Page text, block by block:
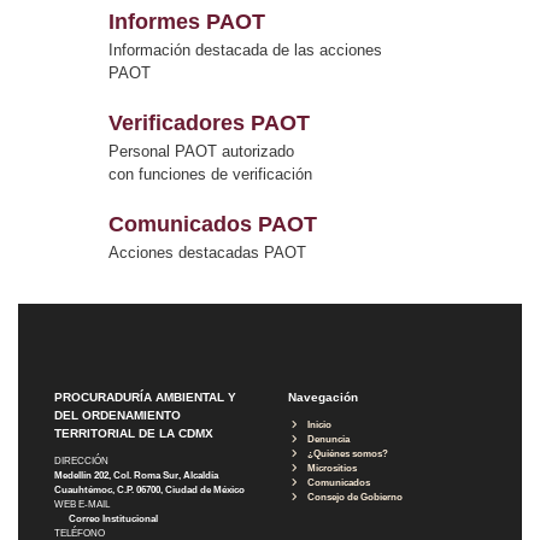
Informes PAOT
Información destacada de las acciones
PAOT
Verificadores PAOT
Personal PAOT autorizado
con funciones de verificación
Comunicados PAOT
Acciones destacadas PAOT
PROCURADURÍA AMBIENTAL Y
DEL ORDENAMIENTO
TERRITORIAL DE LA CDMX
DIRECCIÓN
Medellín 202, Col. Roma Sur, Alcaldía
Cuauhtémoc, C.P. 06700, Ciudad de México
WEB E-MAIL
Correo Institucional
TELÉFONO
Navegación
Inicio
Denuncia
¿Quiénes somos?
Micrositios
Comunicados
Consejo de Gobierno